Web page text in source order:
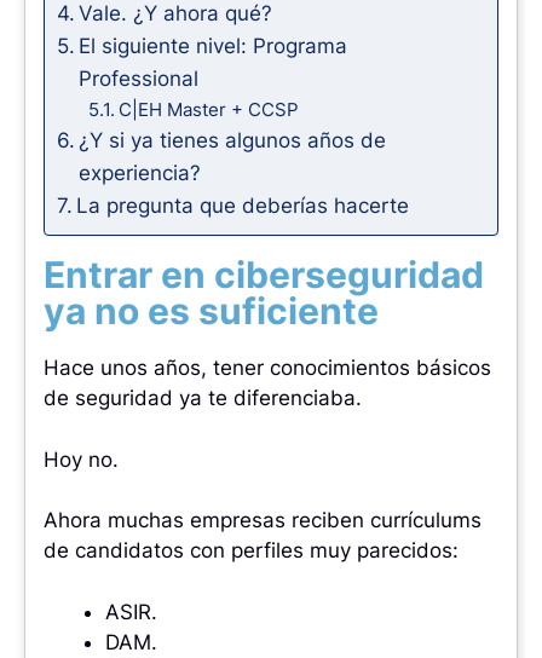
Vale. ¿Y ahora qué?
El siguiente nivel: Programa
Professional
C|EH Master + CCSP
¿Y si ya tienes algunos años de
experiencia?
La pregunta que deberías hacerte
Entrar en ciberseguridad
ya no es suficiente
Hace unos años, tener conocimientos básicos
de seguridad ya te diferenciaba.
Hoy no.
Ahora muchas empresas reciben currículums
de candidatos con perfiles muy parecidos:
ASIR.
DAM.